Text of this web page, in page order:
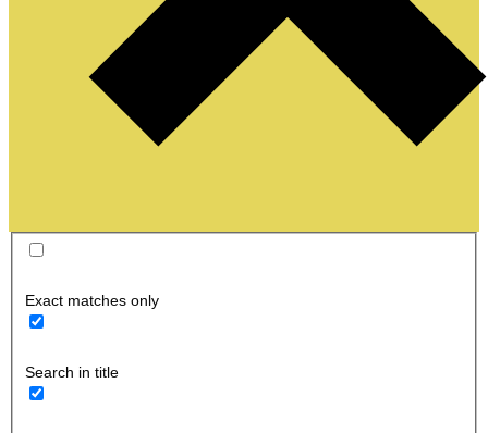
Exact matches only
Search in title